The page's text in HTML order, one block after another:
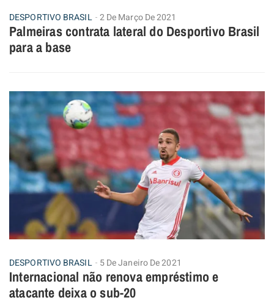
DESPORTIVO BRASIL 2 De Março De 2021
Palmeiras contrata lateral do Desportivo Brasil
para a base
DESPORTIVO BRASIL 5 De Janeiro De 2021
Internacional não renova empréstimo e
atacante deixa o sub-20